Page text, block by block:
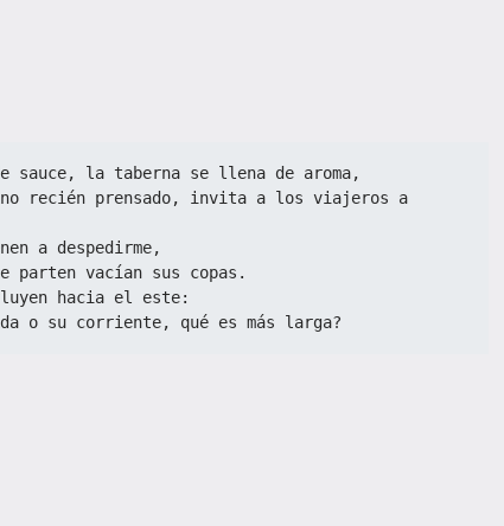
sauce, la taberna se llena de aroma,
recién prensado, invita a los viajeros a
a despedirme,
parten vacían sus copas.
fluyen hacia el este:
o su corriente, qué es más larga?